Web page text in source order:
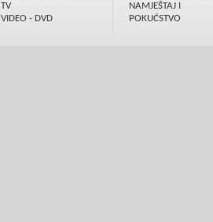
TV
VIDEO - DVD
NAMJEŠTAJ I
POKUĆSTVO